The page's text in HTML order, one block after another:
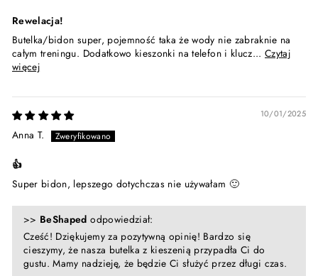
Rewelacja!
Butelka/bidon super, pojemność taka że wody nie zabraknie na
całym treningu. Dodatkowo kieszonki na telefon i klucz...Czytaj
więcej
10/01/2025
Anna T.
👍
Super bidon, lepszego dotychczas nie używałam 🙂
>> BeShaped odpowiedział:
Cześć! Dziękujemy za pozytywną opinię! Bardzo się
cieszymy, że nasza butelka z kieszenią przypadła Ci do
gustu. Mamy nadzieję, że będzie Ci służyć przez długi czas.